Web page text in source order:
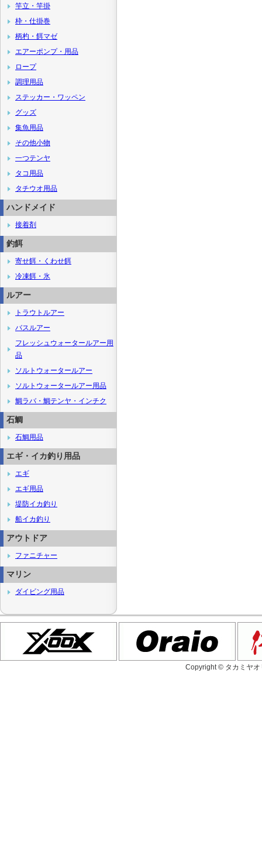
竿立・竿掛
枠・仕掛巻
柄杓・餌マゼ
エアーポンプ・用品
ロープ
調理用品
ステッカー・ワッペン
グッズ
集魚用品
その他小物
一つテンヤ
タコ用品
タチウオ用品
ハンドメイド
接着剤
釣餌
寄せ餌・くわせ餌
冷凍餌・氷
ルアー
トラウトルアー
バスルアー
フレッシュウォータールアー用
品
ソルトウォータールアー
ソルトウォータールアー用品
鯛ラバ・鯛テンヤ・インチク
石鯛
石鯛用品
エギ・イカ釣り用品
エギ
エギ用品
堤防イカ釣り
船イカ釣り
アウトドア
ファニチャー
マリン
ダイビング用品
Copyright © タカミヤ